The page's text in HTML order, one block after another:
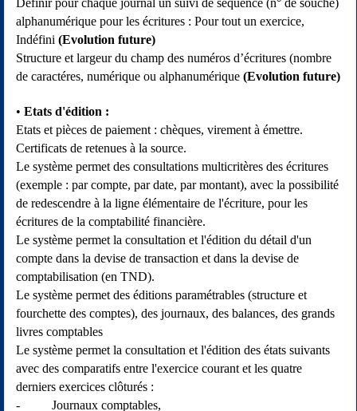
Définir pour chaque journal un suivi de séquence (n° de souche)
alphanumérique pour les écritures : Pour tout un exercice,
Indéfini (Evolution future)
Structure et largeur du champ des numéros d’écritures (nombre
de caractéres, numérique ou alphanumérique (Evolution future)
Etats d'édition :
Etats et pièces de paiement : chèques, virement à émettre.
Certificats de retenues à la source.
Le système permet des consultations multicritères des écritures
(exemple : par compte, par date, par montant), avec la possibilité
de redescendre à la ligne élémentaire de l'écriture, pour les
écritures de la comptabilité financière.
Le système permet la consultation et l'édition du détail d'un
compte dans la devise de transaction et dans la devise de
comptabilisation (en TND).
Le système permet des éditions paramétrables (structure et
fourchette des comptes), des journaux, des balances, des grands
livres comptables
Le système permet la consultation et l'édition des états suivants
avec des comparatifs entre l'exercice courant et les quatre
derniers exercices clôturés :
- Journaux comptables,